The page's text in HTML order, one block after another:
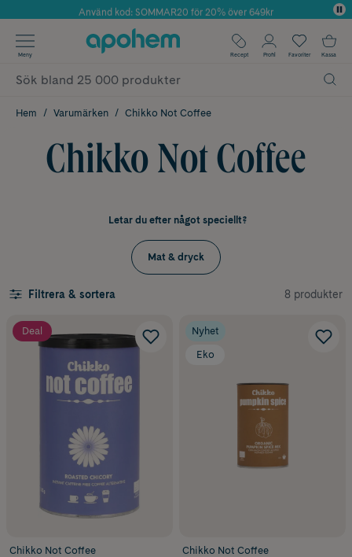
Årets Butik 2025 inom Skönhet
Använd kod: SOMMAR20 för 20% över 649kr
✓ Fri frakt
✓ Poäng på alla köp*
Meny Recept Profil Favoriter Kassa
Hem Varumärken Chikko Not Coffee
Chikko Not Coffee
Letar du efter något speciellt?
Mat & dryck
Filtrera & sortera 8 produkter
Deal
Chikko Not Coffee
Nyhet
Eko
Chikko Not Coffee